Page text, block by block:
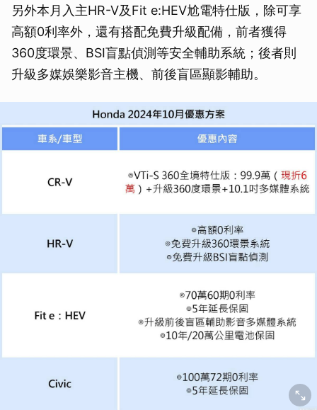
另外本月入主HR-V及Fit e:HEV尬電特仕版，除可享
高額0利率外，還有搭配免費升級配備，前者獲得
360度環景、BSI盲點偵測等安全輔助系統；後者則
升級多媒娛樂影音主機、前後盲區顯影輔助。